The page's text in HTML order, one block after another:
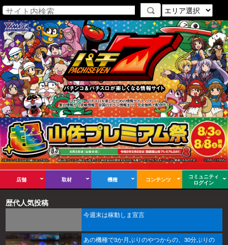
パチンコ・パチスロを楽しむための情報サイト パチ７！
新台情報から攻略情報、全国のチラシ情報まで、完全無料で配信中！
店舗 取材 機種 コンテンツ
コミュニティ
ログイン
歴代人気投稿
今週末は稼動しま宣言
あの機種で3か月ぶりのやつからの、30分ぶりの